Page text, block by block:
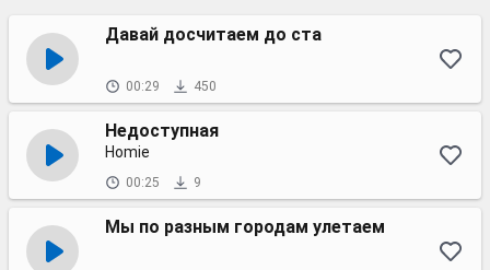
Давай досчитаем до ста
00:29 450
Недоступная
Homie
00:25 9
Мы по разным городам улетаем